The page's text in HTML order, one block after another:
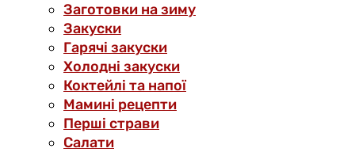
Заготовки на зиму
Закуски
Гарячі закуски
Холодні закуски
Коктейлі та напої
Мамині рецепти
Перші страви
Салати